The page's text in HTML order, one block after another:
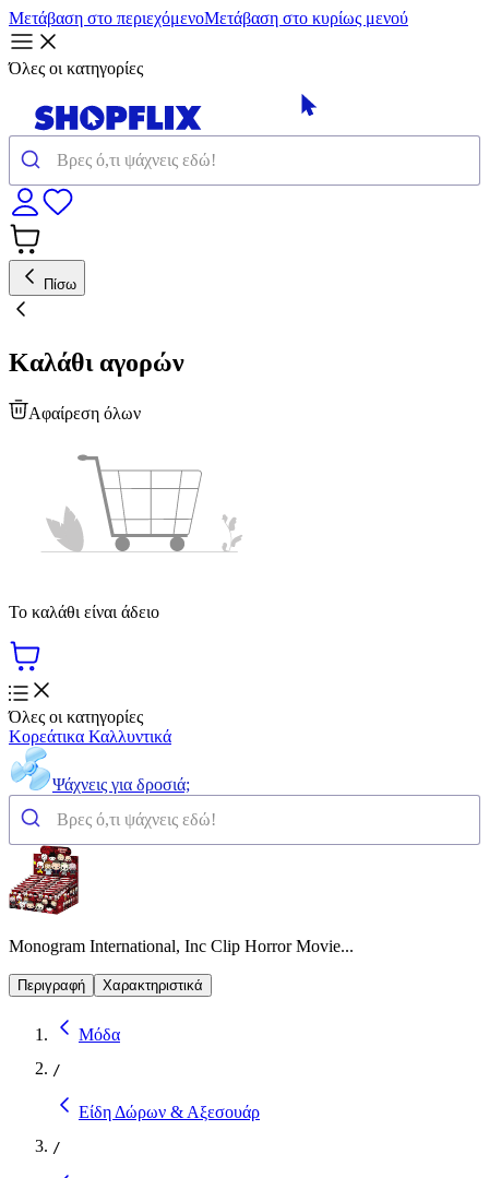
Μετάβαση στο περιεχόμενοΜετάβαση στο κυρίως μενού
Όλες οι κατηγορίες
Πίσω
Καλάθι αγορών
Αφαίρεση όλων
Το καλάθι είναι άδειο
Όλες οι κατηγορίες
Κορεάτικα Καλλυντικά
Ψάχνεις για δροσιά;
Monogram International, Inc Clip Horror Movie...
Περιγραφή Χαρακτηριστικά
Μόδα
/
Είδη Δώρων & Αξεσουάρ
/